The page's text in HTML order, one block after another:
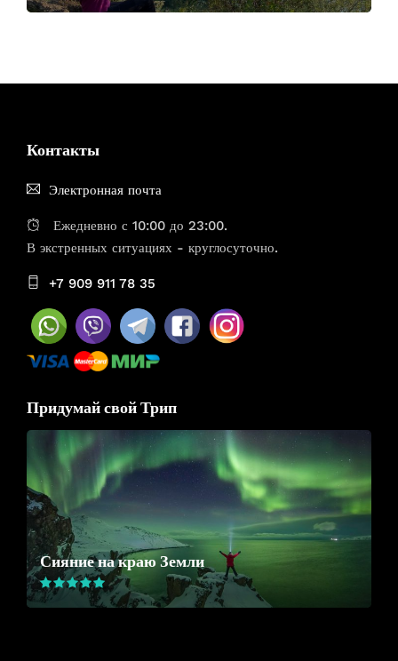
Контакты
Электронная почта
Ежедневно с 10:00 до 23:00.
В экстренных ситуациях - круглосуточно.
+7 909 911 78 35
Придумай свой Трип
Сияние на краю Земли